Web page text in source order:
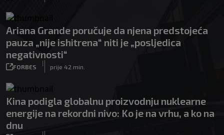
Ariana Grande poručuje da njena predstojeća
pauza „nije ishitrena“ niti je „posljedica
negativnosti“
FORBES
|
prije 42 min.
Kina podigla globalnu proizvodnju nuklearne
energije na rekordni nivo: Ko je na vrhu, a ko na
dnu
|